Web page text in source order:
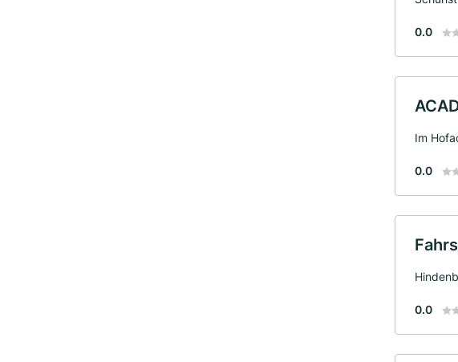
0.0
Im
0.0
0.0